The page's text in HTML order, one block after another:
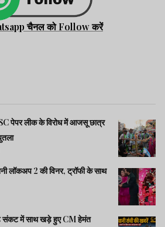
चैनल को Follow करें
पेपर लीक के विरोध में आजसू छात्र
2 की विनर, ट्रॉफी के साथ
में साथ खड़े हुए CM हेमंत